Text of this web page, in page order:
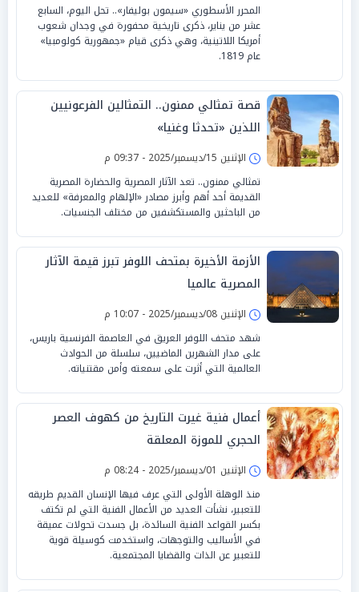
المحرر الأسطوري «سيمون بوليفار».. تحل اليوم، السابع
عشر من يناير، ذكرى تاريخية محفورة في وجدان شعوب
أمريكا اللاتينية، وهي ذكرى قيام «جمهورية كولومبيا»
عام 1819.
قصة تمثالي ممنون.. التمثالين الفرعونيين
اللذين «تحدثا وغنيا»
الإثنين 15/ديسمبر/2025 - 09:37 م
تمثالي ممنون.. تعد الآثار المصرية والحضارة المصرية
القديمة أحد أهم وأبرز مصادر «الإلهام والمعرفة» للعديد
من الباحثين والمستكشفين من مختلف الجنسيات.
الأزمة الأخيرة بمتحف اللوفر تبرز قيمة الآثار
المصرية عالميا
الإثنين 08/ديسمبر/2025 - 10:07 م
شهد متحف اللوفر العريق في العاصمة الفرنسية باريس،
على مدار الشهرين الماضيين، سلسلة من الحوادث
العالمية التي أثرت على سمعته وأمن مقتنياته.
أعمال فنية غيرت التاريخ من كهوف العصر
الحجري للموزة المعلقة
الإثنين 01/ديسمبر/2025 - 08:24 م
منذ الوهلة الأولى التي عرف فيها الإنسان القديم طريقه
للتعبير، نشأت العديد من الأعمال الفنية التي لم تكتف
بكسر القواعد الفنية السائدة، بل جسدت تحولات عميقة
في الأساليب والتوجهات، واستخدمت كوسيلة قوية
للتعبير عن الذات والقضايا المجتمعية.